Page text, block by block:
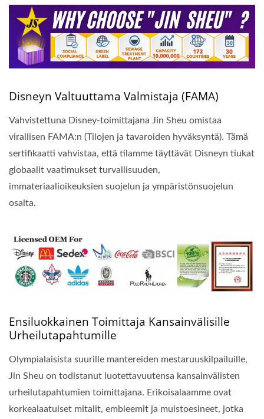
Disneyn Valtuuttama Valmistaja (FAMA)
Vahvistettuna Disney-toimittajana Jin Sheu omistaa
virallisen FAMA:n (Tilojen ja tavaroiden hyväksyntä). Tämä
sertifikaatti vahvistaa, että tilamme täyttävät Disneyn tiukat
globaalit vaatimukset turvallisuuden,
immateriaalioikeuksien suojelun ja ympäristönsuojelun
osalta.
Ensiluokkainen Toimittaja Kansainvälisille
Urheilutapahtumille
Olympialaisista suurille mantereiden mestaruuskilpailuille,
Jin Sheu on todistanut luotettavuutensa kansainvälisten
urheilutapahtumien toimittajana. Erikoisalaamme ovat
korkealaatuiset mitalit, embleemit ja muistoesineet, jotka